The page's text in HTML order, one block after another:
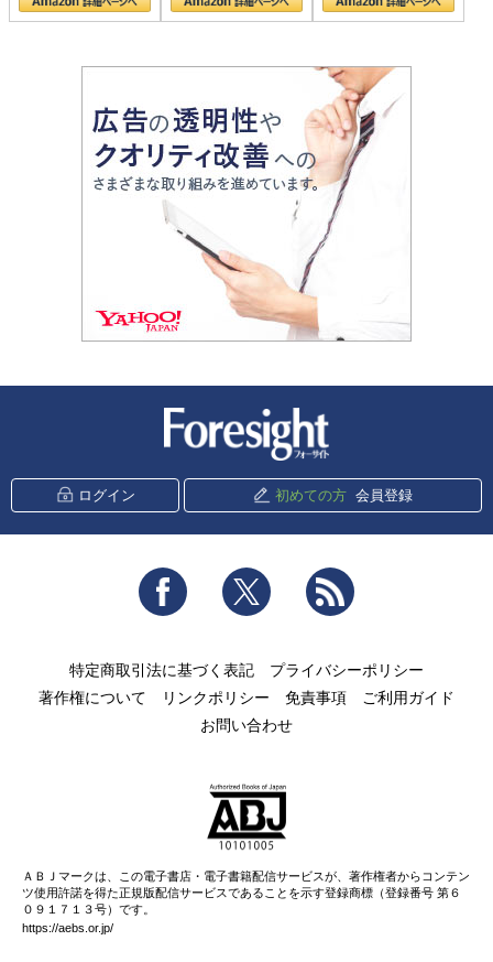
ログイン 初めての方 会員登録
Facebook Twitter
特定商取引法に基づく表記
プライバシーポリシー
著作権について
リンクポリシー 免責事項
ご利用ガイド
お問い合わせ
ＡＢＪマークは、この電子書店・電子書籍配信サービスが、著作権者からコンテン
ツ使用許諾を得た正規版配信サービスであることを示す登録商標（登録番号 第６
０９１７１３号）です。
https://aebs.or.jp/